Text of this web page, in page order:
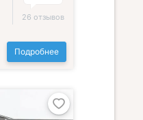
26 отзывов
Подробнее